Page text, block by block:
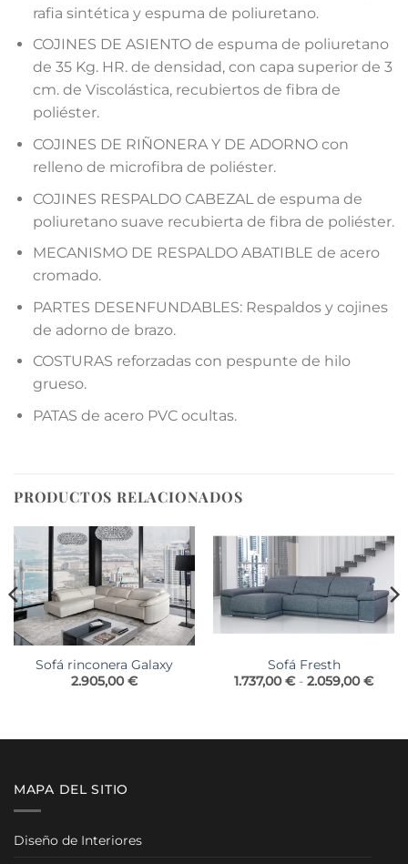
rafia sintética y espuma de poliuretano.
COJINES DE ASIENTO de espuma de poliuretano
de 35 Kg. HR. de densidad, con capa superior de 3
cm. de Viscolástica, recubiertos de fibra de
poliéster.
COJINES DE RIÑONERA Y DE ADORNO con
relleno de microfibra de poliéster.
COJINES RESPALDO CABEZAL de espuma de
poliuretano suave recubierta de fibra de poliéster.
MECANISMO DE RESPALDO ABATIBLE de acero
cromado.
PARTES DESENFUNDABLES: Respaldos y cojines
de adorno de brazo.
COSTURAS reforzadas con pespunte de hilo
grueso.
PATAS de acero PVC ocultas.
PRODUCTOS RELACIONADOS
Sofá rinconera Galaxy
2.905,00€
Sofá Fresth
1.737,00€ - 2.059,00€
hasta
MAPA DEL SITIO
Diseño de Interiores